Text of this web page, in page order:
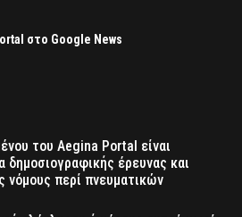
στο Google News
του Aegina Portal είναι
έρευνας και
νόμους περί πνευματικών